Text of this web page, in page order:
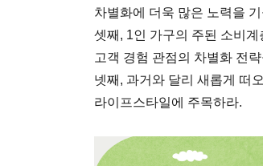
차별화에 더욱 많은 노력을
셋째, 1인 가구의 주된 소비
고객 경험 관점의 차별화 전
넷째, 과거와 달리 새롭게 떠
라이프스타일에 주목하라.